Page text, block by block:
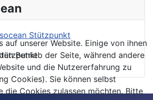
auf unserer Website. Einige von ihnen
Betrieb der Seite, während andere
und die Nutzererfahrung zu
Cookies). Sie können selbst
die Cookies zulassen möchten. Bitte